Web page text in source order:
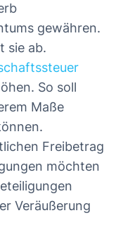
gewähren.
sie ab.
So soll
Maße
Freibetrag
möchten
Veräußerung